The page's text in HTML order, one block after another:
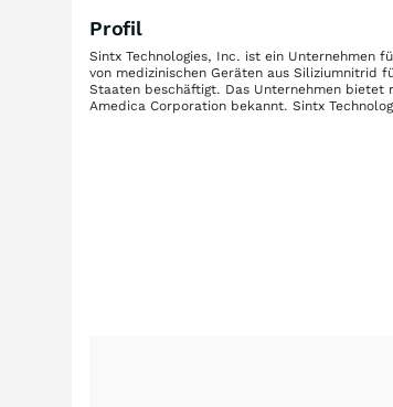
Profil
Sintx Technologies, Inc. ist ein Unternehmen
von medizinischen Geräten aus Siliziumnitrid
Staaten beschäftigt. Das Unternehmen bietet
Amedica Corporation bekannt. Sintx